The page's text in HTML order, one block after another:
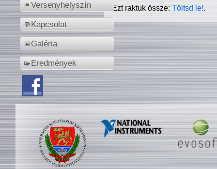
Versenyhelyszín
Kapcsolat
Galéria
Eredmények
Ezt raktuk össze:Töltsd le!.